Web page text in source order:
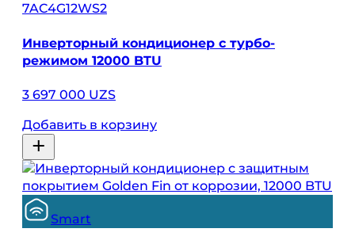
7AC4G12WS2
Инверторный кондиционер с турбо-
режимом 12000 BTU
3 697 000 UZS
Добавить в корзину
Smart